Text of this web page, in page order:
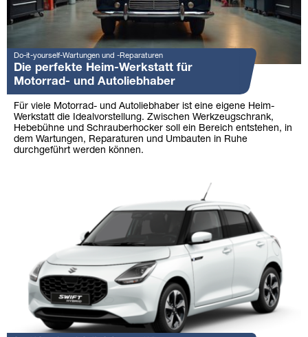
Do-it-yourself-Wartungen und -Reparaturen
Die perfekte Heim-Werkstatt für
Motorrad- und Autoliebhaber
Für viele Motorrad- und Autoliebhaber ist eine eigene Heim-
Werkstatt die Idealvorstellung. Zwischen Werkzeugschrank,
Hebebühne und Schrauberhocker soll ein Bereich entstehen, in
dem Wartungen, Reparaturen und Umbauten in Ruhe
durchgeführt werden können.